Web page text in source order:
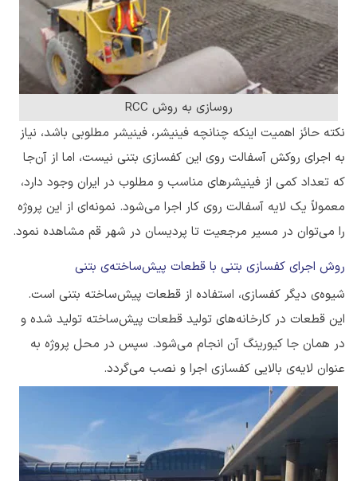
روسازی به روش RCC
نکته حائز اهمیت اینکه چنانچه فینیشر، فینیشر مطلوبی باشد، نیاز
به اجرای روکش آسفالت روی این کفسازی بتنی نیست، اما از آن‌جا
که تعداد کمی از فینیشرهای مناسب و مطلوب در ایران وجود دارد،
معمولاً یک لایه آسفالت روی کار اجرا می‌شود. نمونه‌ای از این پروژه
را می‌توان در مسیر مرجعیت تا پردیسان در شهر قم مشاهده نمود.
روش اجرای کفسازی بتنی با قطعات پیش‌ساخته‌ی بتنی
شیوه‌ی دیگر کفسازی، استفاده از قطعات پیش‌ساخته بتنی است.
این قطعات در کارخانه‌های تولید قطعات پیش‌ساخته تولید شده و
در همان جا کیورینگ آن انجام می‌شود. سپس در محل پروژه به
عنوان لایه‌ی بالایی کفسازی اجرا و نصب می‌گردد.